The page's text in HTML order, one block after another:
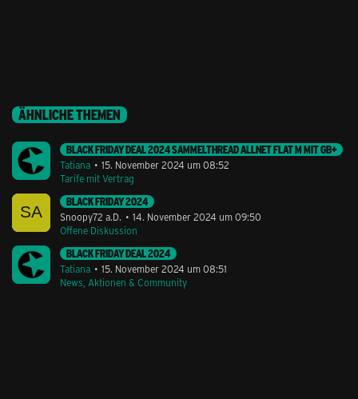
ÄHNLICHE THEMEN
BLACK FRIDAY DEAL 2024 SAMMELTHREAD ALLNET FLAT M MIT GB+
Tatiana
15. November 2024 um 08:52
Tarife mit Vertrag
BLACK FRIDAY 2024
Snoopy72 a.D.
14. November 2024 um 09:50
Offene Diskussion
BLACK FRIDAY DEAL 2024
Tatiana
15. November 2024 um 08:51
News, Aktionen & Community